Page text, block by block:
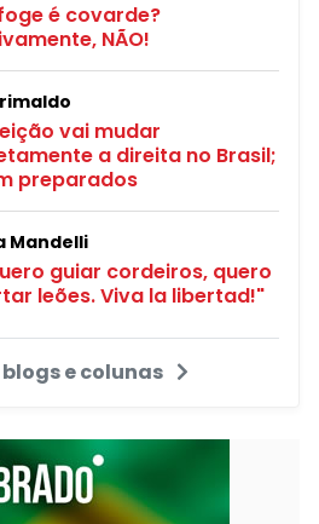
é covarde?
NÃO!
vai mudar
a direita no Brasil;
preparados
Mandelli
guiar cordeiros, quero
leões. Viva la libertad!"
e colunas